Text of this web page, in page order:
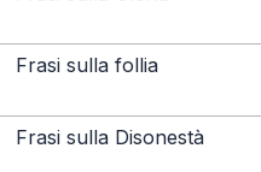
Frasi sulla follia
Frasi sulla Disonestà